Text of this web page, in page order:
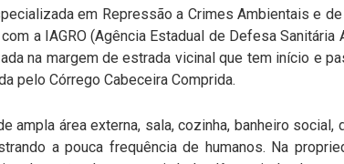
em Repressão a Crimes Ambientais e
a IAGRO (Agência Estadual de Defesa Sanitária
na margem de estrada vicinal que tem início e
pelo Córrego Cabeceira Comprida.
ampla área externa, sala, cozinha, banheiro
a pouca frequência de humanos. Na